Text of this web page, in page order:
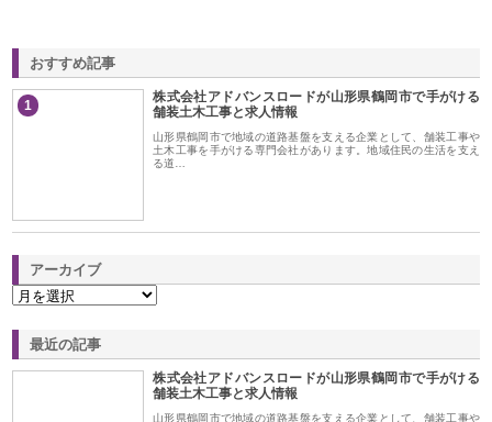
おすすめ記事
1
株式会社アドバンスロードが山形県鶴岡市で手がける
舗装土木工事と求人情報
山形県鶴岡市で地域の道路基盤を支える企業として、舗装工事や
土木工事を手がける専門会社があります。地域住民の生活を支え
る道…
アーカイブ
最近の記事
株式会社アドバンスロードが山形県鶴岡市で手がける
舗装土木工事と求人情報
山形県鶴岡市で地域の道路基盤を支える企業として、舗装工事や